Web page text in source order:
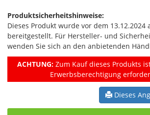
Produktsicherheitshinweise:
Dieses Produkt wurde vor dem
bereitgestellt. Für Hersteller- und
wenden Sie sich an den anbietenden
ACHTUNG:Zum Kauf dieses Produkts
Erwerbsberechtigung
Dieses